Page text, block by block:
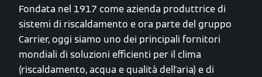
Fondata nel 1917 come azienda produttrice di
sistemi di riscaldamento e ora parte del gruppo
Carrier, oggi siamo uno dei principali fornitori
mondiali di soluzioni efficienti per il clima
(riscaldamento, acqua e qualità dell'aria) e di